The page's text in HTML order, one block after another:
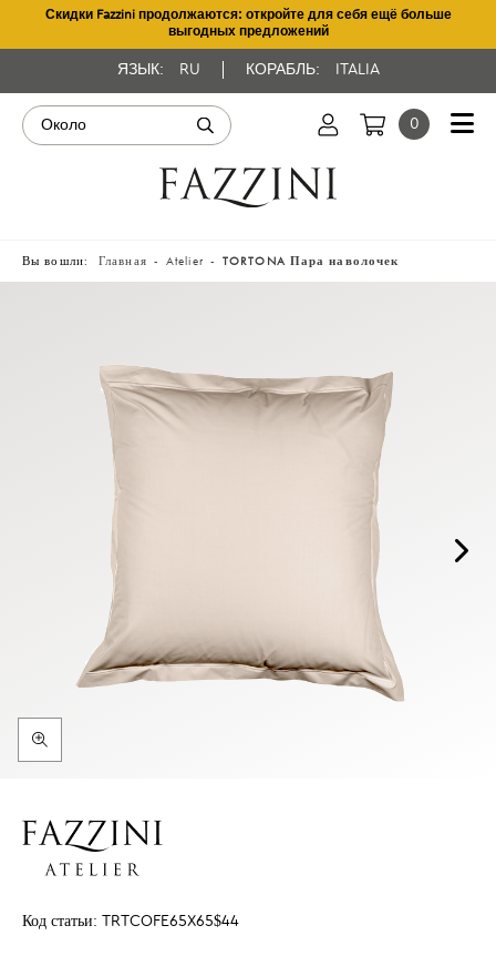
Скидки Fazzini продолжаются: откройте для себя ещё больше
выгодных предложений
ЯЗЫК: RU КОРАБЛЬ: ITALIA
0
Вы вошли: Главная Atelier TORTONA Пара наволочек
Код статьи: TRTCOFE65X65$44